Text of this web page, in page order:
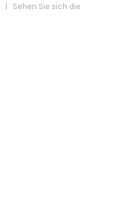
| Sehen Sie sich die